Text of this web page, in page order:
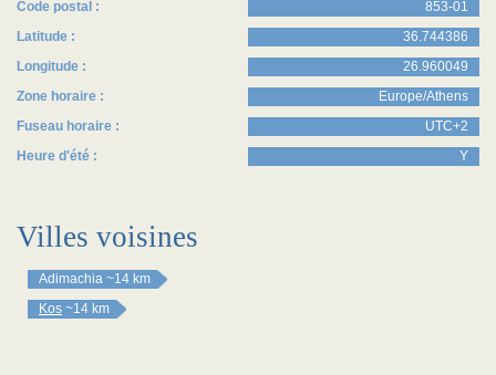
Code postal :
853-01
Latitude :
36.744386
Longitude :
26.960049
Zone horaire :
Europe/Athens
Fuseau horaire :
UTC+2
Heure d'été :
Y
Villes voisines
Adimachia ~14 km
Kos ~14 km